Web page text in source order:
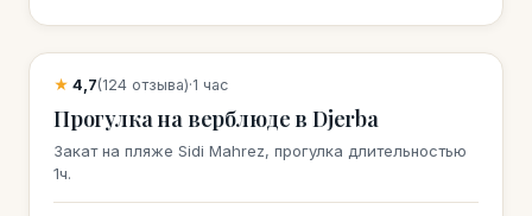
★ 4,7(124 отзыва)·1 час
Прогулка на верблюде в Djerba
Закат на пляже Sidi Mahrez, прогулка длительностью
1ч.